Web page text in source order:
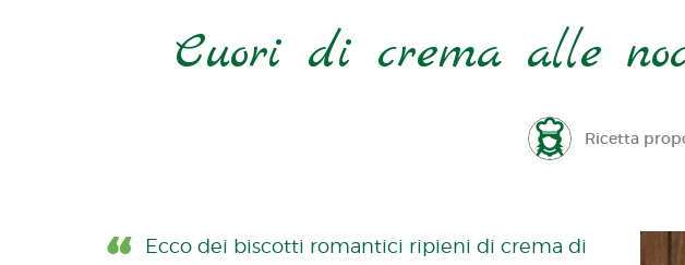
Cuori di crema alle
Ricetta
Ecco dei biscotti romantici ripieni di crema di